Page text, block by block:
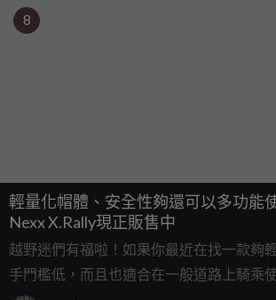
8
輕量化帽體、安全性夠還可以多功能
Nexx X.Rally現正販售中
越野迷們有福啦！如果你最近在找一款夠
手門檻低，而且也適合在一般道路上騎乘